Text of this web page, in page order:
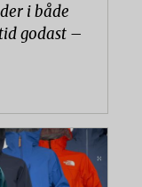
i både
godast –